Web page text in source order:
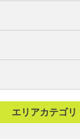
エリアカテゴリ